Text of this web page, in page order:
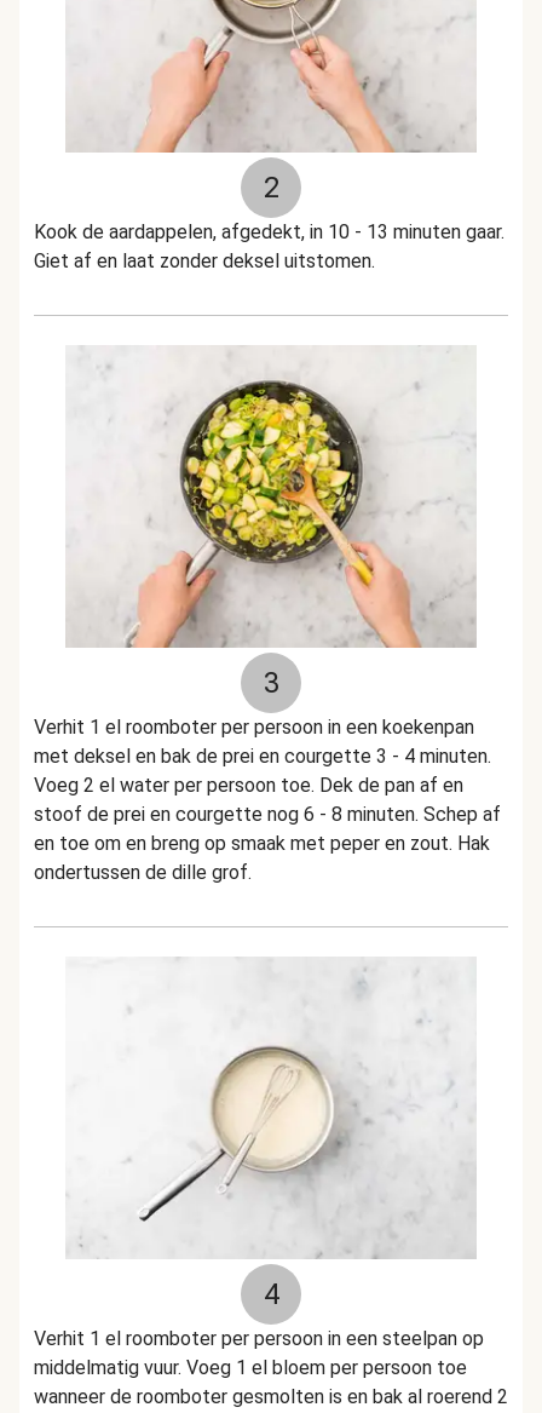
2
Kook de aardappelen, afgedekt, in 10 - 13 minuten gaar.
Giet af en laat zonder deksel uitstomen.
3
Verhit 1 el roomboter per persoon in een koekenpan
met deksel en bak de prei en courgette 3 - 4 minuten.
Voeg 2 el water per persoon toe. Dek de pan af en
stoof de prei en courgette nog 6 - 8 minuten. Schep af
en toe om en breng op smaak met peper en zout. Hak
ondertussen de dille grof.
4
Verhit 1 el roomboter per persoon in een steelpan op
middelmatig vuur. Voeg 1 el bloem per persoon toe
wanneer de roomboter gesmolten is en bak al roerend 2